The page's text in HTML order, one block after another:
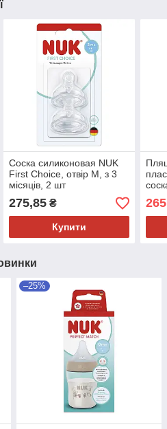
Соска силиконовая NUK
First Choice, отвір М, з 3
місяців, 2 шт
275,85₴
Купити
–25%